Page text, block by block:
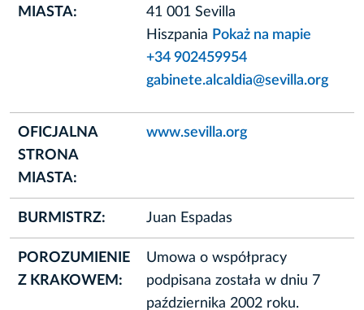
MIASTA:
41 001 Sevilla
Hiszpania Pokaż na mapie
+34 902459954
gabinete.alcaldia@sevilla.org
OFICJALNA
STRONA
MIASTA:
www.sevilla.org
BURMISTRZ: Juan Espadas
POROZUMIENIE
Z KRAKOWEM:
Umowa o współpracy
podpisana została w dniu 7
października 2002 roku.